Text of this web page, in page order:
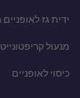
ידית גז
מנעול קריפטונייט
כיסוי לאופניים